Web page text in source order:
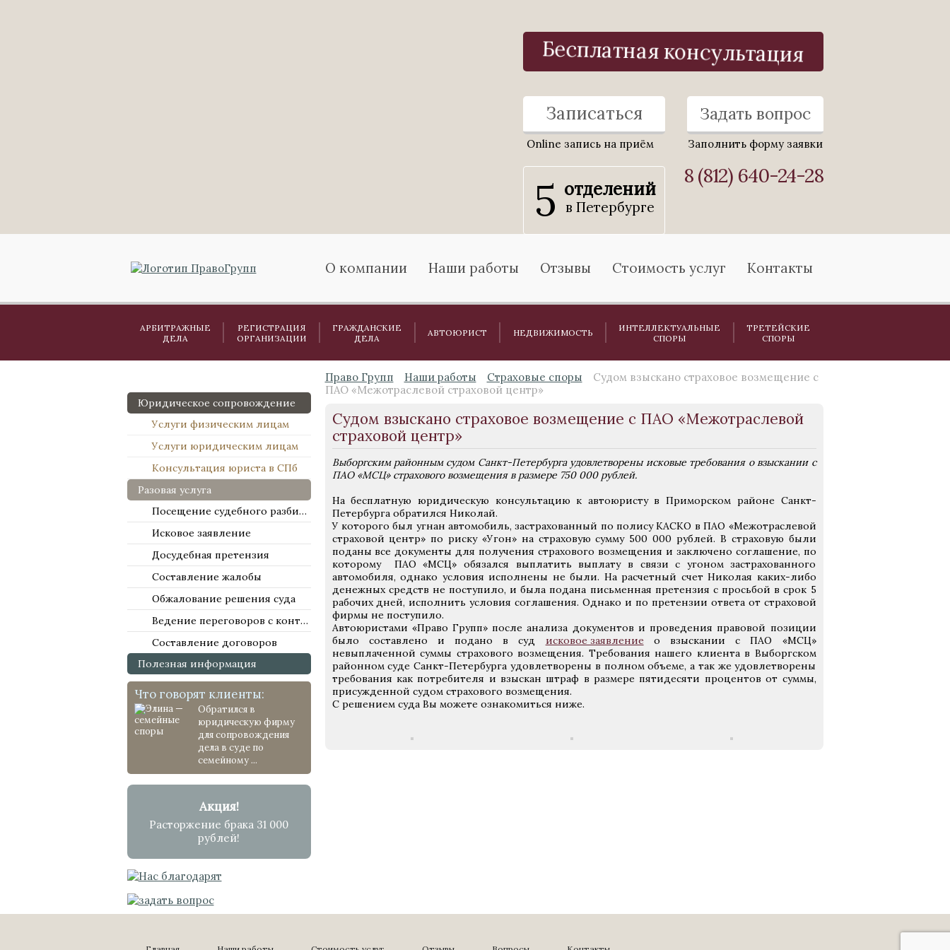
Бесплатная консультация
Записаться
Online запись на приём
Задать вопрос
Заполнить форму заявки
5 отделений
в Петербурге
8 (812) 640-24-28
О компании Наши работы Отзывы Стоимость услуг Контакты
АРБИТРАЖНЫЕ
ДЕЛА
РЕГИСТРАЦИЯ
ОРГАНИЗАЦИИ
ГРАЖДАНСКИЕ
ДЕЛА
АВТОЮРИСТ НЕДВИЖИМОСТЬ
ИНТЕЛЛЕКТУАЛЬНЫЕ
СПОРЫ
ТРЕТЕЙСКИЕ
СПОРЫ
Юридическое сопровождение
Услуги физическим лицам
Услуги юридическим лицам
Консультация юриста в СПб
Разовая услуга
Посещение судебного разбирательства
Исковое заявление
Досудебная претензия
Составление жалобы
Обжалование решения суда
Ведение переговоров с контрагентами
Составление договоров
Полезная информация
Что говорят клиенты:
Обратился в
юридическую фирму
для сопровождения
дела в суде по
семейному ...
Акция!
Расторжение брака 31 000
рублей!
Право Групп Наши работы Страховые споры
Судом взыскано страховое возмещение с
ПАО «Межотраслевой страховой центр»
Судом взыскано страховое возмещение с ПАО «Межотраслевой
страховой центр»
Выборгским районным судом Санкт-Петербурга удовлетворены исковые требования о взыскании с
ПАО «МСЦ» страхового возмещения в размере 750 000 рублей.
На бесплатную юридическую консультацию к автоюристу в Приморском районе Санкт-
Петербурга обратился Николай.
У которого был угнан автомобиль, застрахованный по полису КАСКО в ПАО «Межотраслевой
страховой центр» по риску «Угон» на страховую сумму 500 000 рублей. В страховую были
поданы все документы для получения страхового возмещения и заключено соглашение, по
которому ПАО «МСЦ» обязался выплатить выплату в связи с угоном застрахованного
автомобиля, однако условия исполнены не были. На расчетный счет Николая каких-либо
денежных средств не поступило, и была подана письменная претензия с просьбой в срок 5
рабочих дней, исполнить условия соглашения. Однако и по претензии ответа от страховой
фирмы не поступило.
Автоюристами «Право Групп» после анализа документов и проведения правовой позиции
было составлено и подано в суд исковое заявление о взыскании с ПАО «МСЦ»
невыплаченной суммы страхового возмещения. Требования нашего клиента в Выборгском
районном суде Санкт-Петербурга удовлетворены в полном объеме, а так же удовлетворены
требования как потребителя и взыскан штраф в размере пятидесяти процентов от суммы,
присужденной судом страхового возмещения.
С решением суда Вы можете ознакомиться ниже.